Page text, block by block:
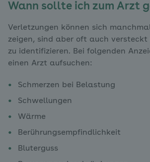
Wann sollte ich zum Arzt
Verletzungen können sich
zeigen, sind aber oft auch
zu identifizieren. Bei folgenden
einen Arzt aufsuchen:
Schmerzen bei Belastung
Schwellungen
Wärme
Berührungsempfindlichkeit
Bluterguss